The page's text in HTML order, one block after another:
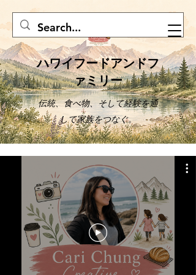
ハワイフードアンドフ
ァミリー
伝統、食べ物、そして経験を通
して家族をつなぐ。